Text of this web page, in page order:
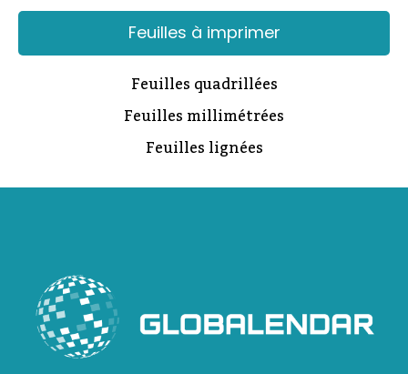
Feuilles à imprimer
Feuilles quadrillées
Feuilles millimétrées
Feuilles lignées